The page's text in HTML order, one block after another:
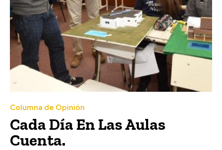
Columna de Opinión
Cada Día En Las Aulas
Cuenta.